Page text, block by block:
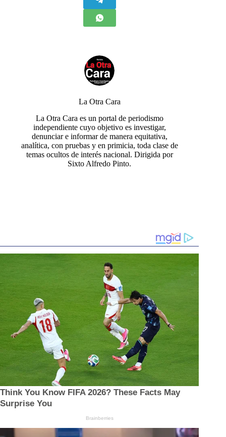
La Otra Cara
La Otra Cara es un portal de periodismo
independiente cuyo objetivo es investigar,
denunciar e informar de manera equitativa,
analítica, con pruebas y en primicia, toda clase de
temas ocultos de interés nacional. Dirigida por
Sixto Alfredo Pinto.